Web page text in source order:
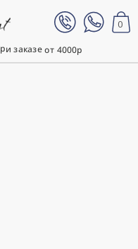
заказе от 4000р
0